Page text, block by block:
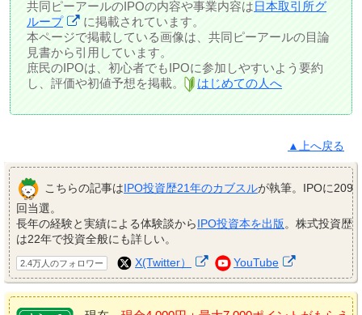
共同ピーアールのIPOの内容や事業内容は日本取引所グ
ループ
に掲載されています。
本ページで掲載している画像は、共同ピーアールの目論
見書から引用しています。
庶民のIPOは、初心者でもIPOに参加しやすいよう要約
し、評価や初値予想を掲載。
はじめての人へ
▲上へ戻る
こちらの記事はIPO投資歴21年のカブスルが執筆。IPOに209
回当選。
長年の経験と実績による体験談からIPO投資本を出版。株式投資歴
は22年で投資全般にも詳しい。
2.4万人のフォロワー X(Twitter） YouTube